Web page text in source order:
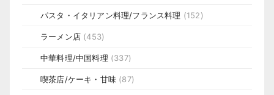
パスタ・イタリアン料理/フランス料理 (152)
ラーメン店 (453)
中華料理/中国料理 (337)
喫茶店/ケーキ・甘味 (87)